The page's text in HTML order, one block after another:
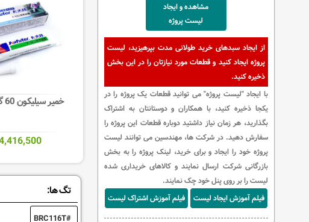
خمیر سیلیکون 60 گرمی Kafuter
4,416,500
تگ ها:
BRC116T
مشاهده و ایجاد
لیست پروژه
از ایجاد سبدهای خرید طولانی مدت بپرهیزید، لیست
پروژه ایجاد کنید و قطعات مورد نیازتان را در این بخش
ذخیره کنید.
با ایجاد "لیست پروژه" می توانید قطعات یک پروژه را در
یکجا ذخیره کنید، با همکاران و دوستانتان به اشتراک
بگذارید، هر زمان نیاز داشتید دوباره قطعات این پروژه را
سفارش دهید. در شرکت ها، مهندسین می توانند لیست
پروژه خود را ایجاد و برای خرید، لینک پروژه را به بخش
بازرگانی شرکت ارسال نمایند و کالاهای خریداری شده
لیست را بر روی پنل خود چک نمایند.
فیلم آموزش ایجاد لیست
فیلم آموزش اشتراک لیست